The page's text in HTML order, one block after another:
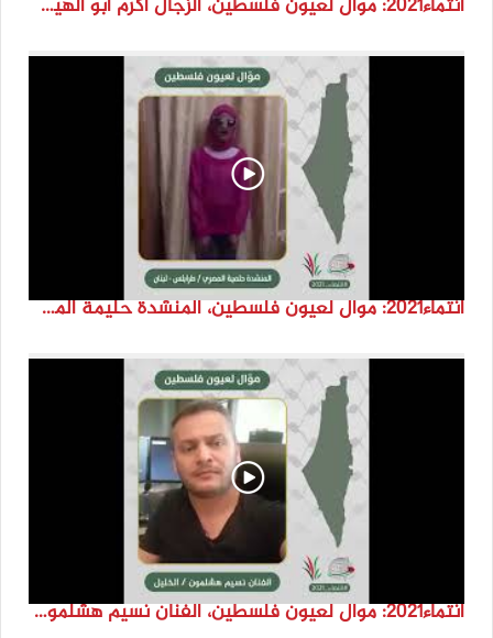
انتماء2021: موال لعيون فلسطين، المنشدة حليمة المصري، لبنان
انتماء2021: موال لعيون فلسطين، الفنان نسيم هشلمون، فلسطين